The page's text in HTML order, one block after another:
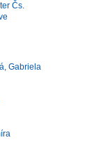
Čs.
Gabriela